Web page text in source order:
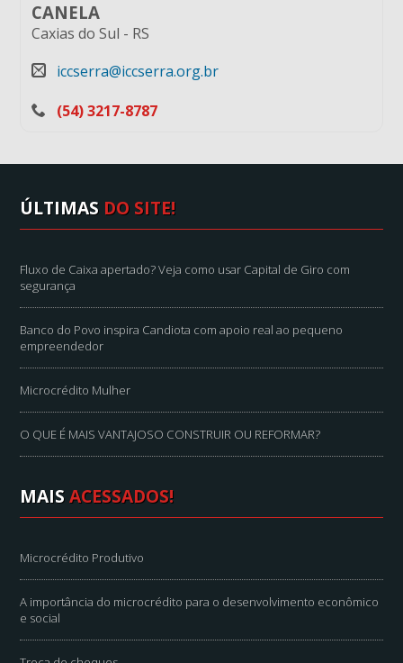
CANELA
Caxias do Sul - RS
iccserra@iccserra.org.br
(54) 3217-8787
ÚLTIMAS DO SITE!
Fluxo de Caixa apertado? Veja como usar Capital de Giro com
segurança
Banco do Povo inspira Candiota com apoio real ao pequeno
empreendedor
Microcrédito Mulher
O QUE É MAIS VANTAJOSO CONSTRUIR OU REFORMAR?
MAISACESSADOS!
Microcrédito Produtivo
A importância do microcrédito para o desenvolvimento econômico
e social